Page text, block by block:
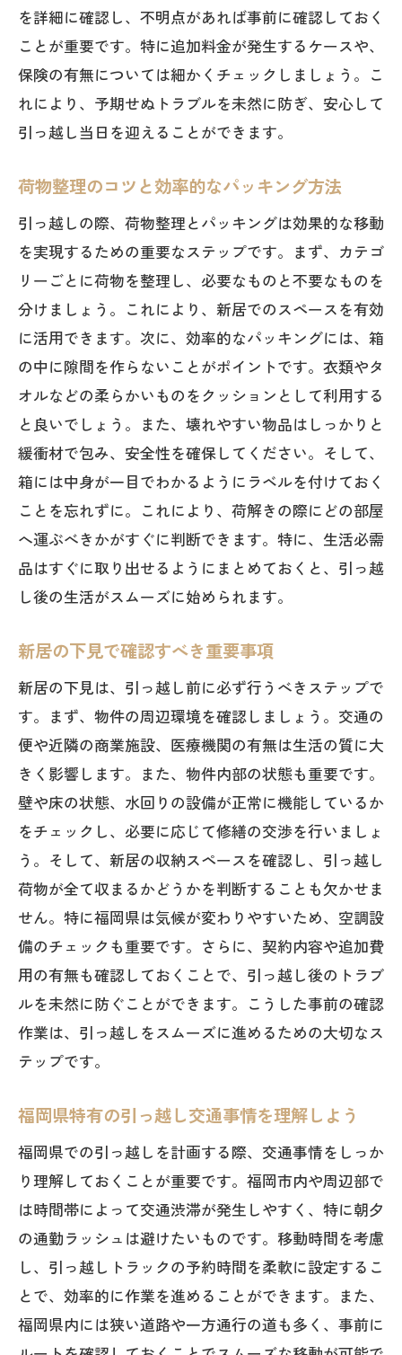
福岡県のゴミ出しルールと回収日をチェ
ック
地域特有の防災対策とその備え
自治体ごとの手続きと必要書類の確認
引っ越し先のコミュニティに慣れるため
福岡県の交通ルールを押さえて安全に引
っ越し
周辺施設の利用方法と生活情報収集術
新しい生活を福岡県で始めるための引っ越し
攻略ガイド
引っ越し後すぐに必要な手続きリスト
新居での生活を快適にするための初期設
定
近隣とのコミュニケーションを円滑にす
る方法
福岡県での生活を楽しむための観光スポ
ット紹介
新しい地域での仕事探しとキャリアアッ
プのコツ
ケア法
福岡県での引っ越しを円滑にするための秘訣
を公開
ベテラン引っ越し業者に学ぶ効率化テク
ニック
福岡県の交通網を活用したスムーズな移
動法
荷物搬入時の注意点とトラブル回避策
引っ越し後の新居のメンテナンスポイン
地域の独自ルールを守ってトラブル回避
引っ越し疲れを癒すリラクゼーションス
ポット
引っ越し準備から新生活開始までの完全サポ
引っ越し前の準備チェックリストを活用
新生活を快適にスタートさせるレイアウ
トアイデア
引っ越し後の手続きとスムーズな住所変
更法
福岡県でのエコフレンドリーな生活スタ
イル提案
地域のサポートサービスを活用して安心
を詳細に確認し、不明点があれば事前に確認しておく
ことが重要です。特に追加料金が発生するケースや、
保険の有無については細かくチェックしましょう。こ
れにより、予期せぬトラブルを未然に防ぎ、安心して
引っ越し当日を迎えることができます。
荷物整理のコツと効率的なパッキング方法
引っ越しの際、荷物整理とパッキングは効果的な移動
を実現するための重要なステップです。まず、カテゴ
リーごとに荷物を整理し、必要なものと不要なものを
分けましょう。これにより、新居でのスペースを有効
に活用できます。次に、効率的なパッキングには、箱
の中に隙間を作らないことがポイントです。衣類やタ
オルなどの柔らかいものをクッションとして利用する
と良いでしょう。また、壊れやすい物品はしっかりと
緩衝材で包み、安全性を確保してください。そして、
箱には中身が一目でわかるようにラベルを付けておく
ことを忘れずに。これにより、荷解きの際にどの部屋
へ運ぶべきかがすぐに判断できます。特に、生活必需
品はすぐに取り出せるようにまとめておくと、引っ越
し後の生活がスムーズに始められます。
新居の下見で確認すべき重要事項
新居の下見は、引っ越し前に必ず行うべきステップで
す。まず、物件の周辺環境を確認しましょう。交通の
便や近隣の商業施設、医療機関の有無は生活の質に大
きく影響します。また、物件内部の状態も重要です。
壁や床の状態、水回りの設備が正常に機能しているか
をチェックし、必要に応じて修繕の交渉を行いましょ
う。そして、新居の収納スペースを確認し、引っ越し
荷物が全て収まるかどうかを判断することも欠かせま
せん。特に福岡県は気候が変わりやすいため、空調設
備のチェックも重要です。さらに、契約内容や追加費
用の有無も確認しておくことで、引っ越し後のトラブ
ルを未然に防ぐことができます。こうした事前の確認
作業は、引っ越しをスムーズに進めるための大切なス
テップです。
福岡県特有の引っ越し交通事情を理解しよう
福岡県での引っ越しを計画する際、交通事情をしっか
り理解しておくことが重要です。福岡市内や周辺部で
は時間帯によって交通渋滞が発生しやすく、特に朝夕
の通勤ラッシュは避けたいものです。移動時間を考慮
し、引っ越しトラックの予約時間を柔軟に設定するこ
とで、効率的に作業を進めることができます。また、
福岡県内には狭い道路や一方通行の道も多く、事前に